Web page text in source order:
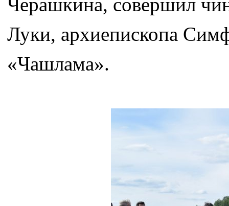
Черашкина, совершил
Луки, архиепископа
«Чашлама».